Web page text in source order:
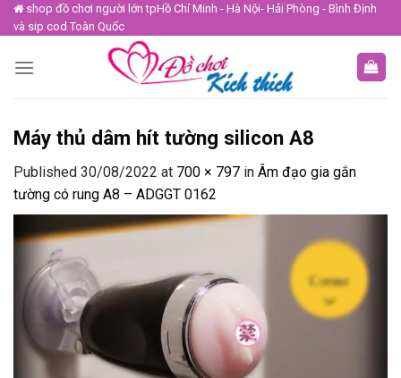
Skip
to
shop đồ chơi người lớn tpHồ Chí Minh - Hà Nội- Hải Phòng - Bình Định
và sip cod Toàn Quốc
Máy thủ dâm hít tường silicon A8
Published 30/08/2022 at 700 × 797 in Âm đạo gia gắn
tường có rung A8 – ADGGT 0162